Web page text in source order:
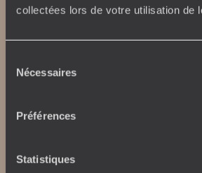
collectées lors de votre utilisation de
Nécessaires
Préférences
Statistiques
Nos engagements
Tourisme responsable
Où nous trouver ?
L’Esprit Voyageurs
Idées